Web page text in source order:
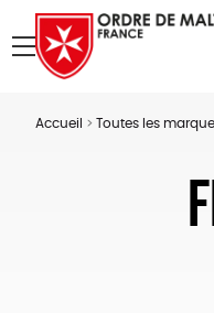
menu
Accueil >Toutes les